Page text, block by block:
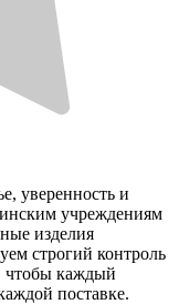
уверенность и
учреждениям
изделия
строгий контроль
чтобы каждый
поставке.